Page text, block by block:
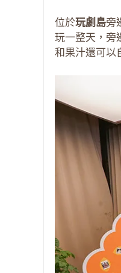
位於玩劇島旁
玩一整天，旁
和果汁還可以